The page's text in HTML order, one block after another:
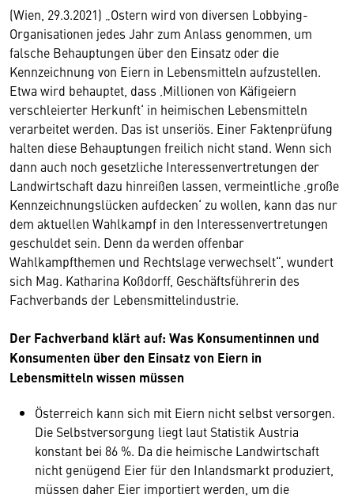
(Wien, 29.3.2021) „Ostern wird von diversen Lobbying-
Organisationen jedes Jahr zum Anlass genommen, um
falsche Behauptungen über den Einsatz oder die
Kennzeichnung von Eiern in Lebensmitteln aufzustellen.
Etwa wird behauptet, dass ‚Millionen von Käfigeiern
verschleierter Herkunft‘ in heimischen Lebensmitteln
verarbeitet werden. Das ist unseriös. Einer Faktenprüfung
halten diese Behauptungen freilich nicht stand. Wenn sich
dann auch noch gesetzliche Interessenvertretungen der
Landwirtschaft dazu hinreißen lassen, vermeintliche ‚große
Kennzeichnungslücken aufdecken‘ zu wollen, kann das nur
dem aktuellen Wahlkampf in den Interessenvertretungen
geschuldet sein. Denn da werden offenbar
Wahlkampfthemen und Rechtslage verwechselt“, wundert
sich Mag. Katharina Koßdorff, Geschäftsführerin des
Fachverbands der Lebensmittelindustrie.
Der Fachverband klärt auf: Was Konsumentinnen und
Konsumenten über den Einsatz von Eiern in
Lebensmitteln wissen müssen
Österreich kann sich mit Eiern nicht selbst versorgen.
Die Selbstversorgung liegt laut Statistik Austria
konstant bei 86 %. Da die heimische Landwirtschaft
nicht genügend Eier für den Inlandsmarkt produziert,
müssen daher Eier importiert werden, um die